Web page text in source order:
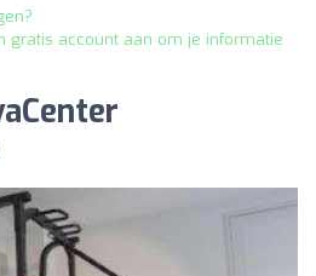
gratis account aan om je informatie